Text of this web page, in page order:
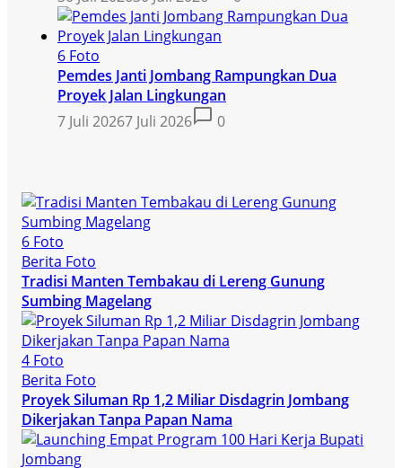
6 Foto
Pemdes Janti Jombang Rampungkan Dua
Proyek Jalan Lingkungan
7 Juli 20267 Juli 2026 0
6 Foto
Berita Foto
Tradisi Manten Tembakau di Lereng Gunung
Sumbing Magelang
4 Foto
Berita Foto
Proyek Siluman Rp 1,2 Miliar Disdagrin Jombang
Dikerjakan Tanpa Papan Nama